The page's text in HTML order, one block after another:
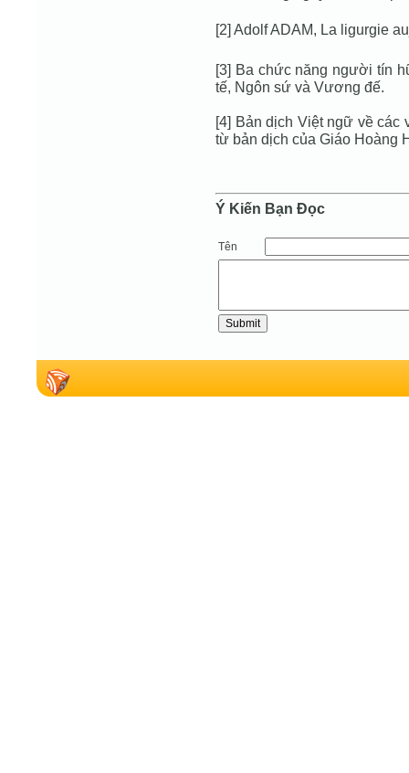
[2] Adolf ADAM, La ligurgie
[3] Ba chức năng người tín
tế, Ngôn sứ và Vương đế.
[4] Bản dịch Việt ngữ về
từ bản dịch của Giáo Hoàng
Ý Kiến Bạn Ðọc
Tên